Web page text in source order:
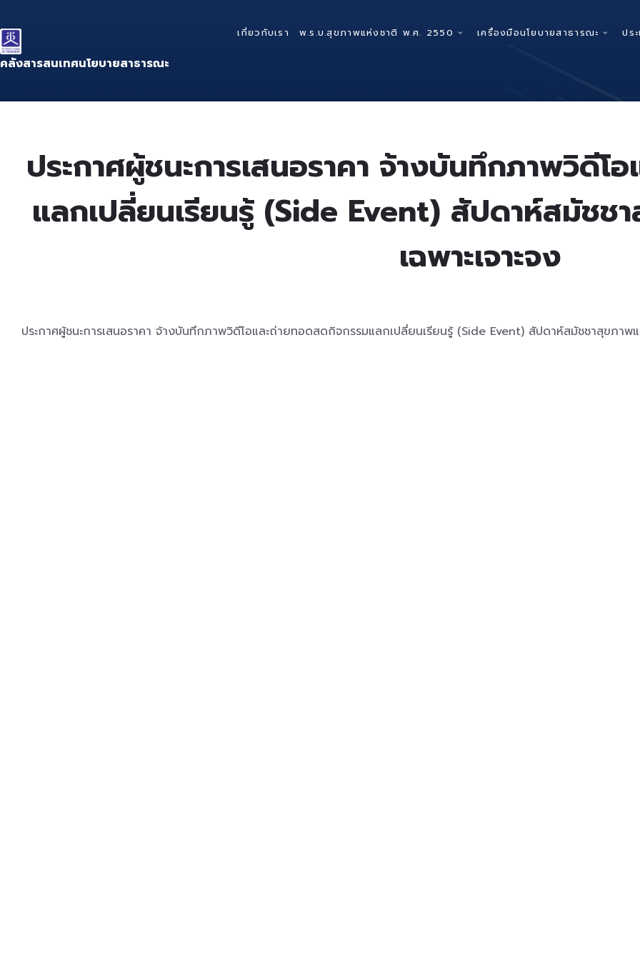
to
content
to
main
navigation
to
footer
คลังสารสนเทศนโยบายสาธารณะ
เกี่ยวกับเรา พ.ร.บ.สุขภาพแห่งชาติ พ.ศ. 2550 เครื่องมือนโยบายสาธารณะ ปร
ประกาศผู้ชนะการเสนอราคา จ้างบันทึกภาพวิดีโ
แลกเปลี่ยนเรียนรู้ (Side Event) สัปดาห์สมัชช
เฉพาะเจาะจง
ประกาศผู้ชนะการเสนอราคา จ้างบันทึกภาพวิดีโอและถ่ายทอดสดกิจกรรมแลกเปลี่ยนเรียนรู้ (Side Event) สัปดาห์สมัชชาสุขภาพแ